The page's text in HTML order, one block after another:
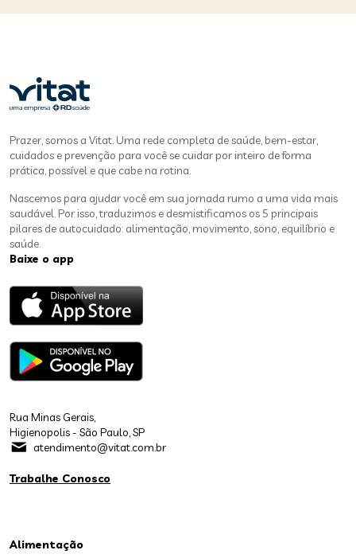
Prazer, somos a Vitat. Uma rede completa de saúde, bem-estar,
cuidados e prevenção para você se cuidar por inteiro de forma
prática, possível e que cabe na rotina.
Nascemos para ajudar você em sua jornada rumo a uma vida mais
saudável. Por isso, traduzimos e desmistificamos os 5 principais
pilares de autocuidado: alimentação, movimento, sono, equilíbrio e
saúde.
Baixe o app
Rua Minas Gerais,
Higienopolis - São Paulo, SP
atendimento@vitat.com.br
Trabalhe Conosco
Alimentação